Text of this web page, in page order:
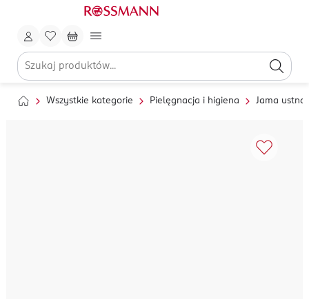
Wszystkie kategorie Pielęgnacja i higiena Jama ustna